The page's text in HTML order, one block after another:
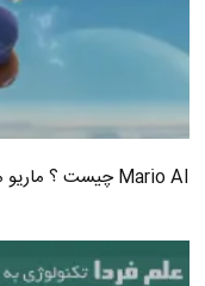
Mario AI چیست ؟ ماریو می تواند با عقل خودش زندگی کند